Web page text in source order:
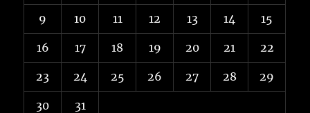
9 10 11 12 13 14 15
16 17 18 19 20 21 22
23 24 25 26 27 28 29
30 31